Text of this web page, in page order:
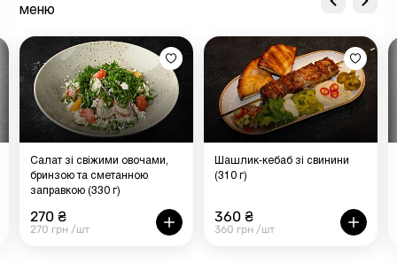
меню
Салат зі свіжими овочами,
бринзою та сметанною
заправкою (330 г)
270 ₴
270 грн /шт
Шашлик-кебаб зі свинини
(310 г)
360 ₴
360 грн /шт